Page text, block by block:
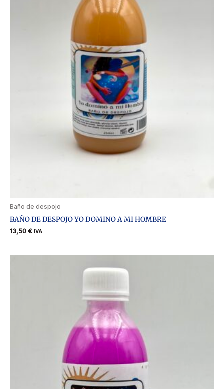
Baño de despojo
BAÑO DE DESPOJO YO DOMINO A MI HOMBRE
13,50 € IVA